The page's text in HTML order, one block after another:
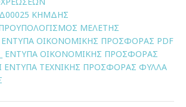
ΚΗΜΔΗΣ
ΜΕΛΕΤΗΣ
ΟΙΚΟΝΟΜΙΚΗΣ ΠΡΟΣΦΟΡΑΣ PDF
ΕΝΤΥΠΑ ΟΙΚΟΝΟΜΙΚΗΣ ΠΡΟΣΦΟΡΑΣ
ΕΝΤΥΠΑ ΤΕΧΝΙΚΗΣ ΠΡΟΣΦΟΡΑΣ ΦΥΛΛΑ